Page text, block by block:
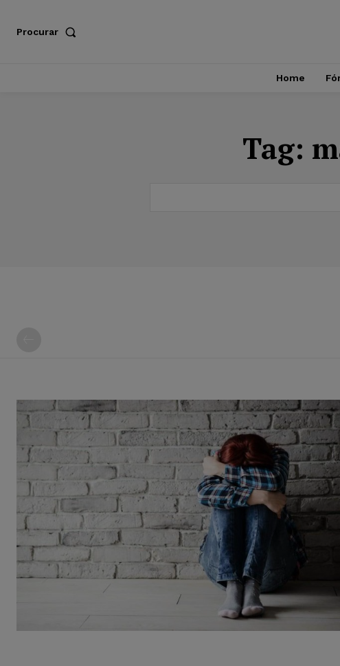
Procurar
Home
Tag: